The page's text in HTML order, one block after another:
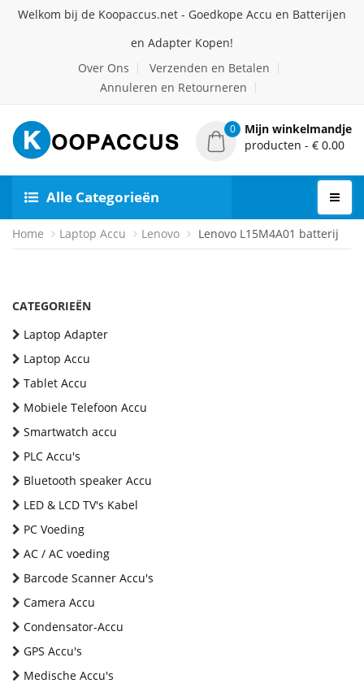
Welkom bij de Koopaccus.net - Goedkope Accu en Batterijen
en Adapter Kopen!
Over Ons
Verzenden en Betalen
Annuleren en Retourneren
0
Mijn winkelmandje
producten - € 0.00
Alle Categorieën
Home Laptop Accu Lenovo Lenovo L15M4A01 batterij
CATEGORIEËN
Laptop Adapter
Laptop Accu
Tablet Accu
Mobiele Telefoon Accu
Smartwatch accu
PLC Accu's
Bluetooth speaker Accu
LED & LCD TV's Kabel
PC Voeding
AC / AC voeding
Barcode Scanner Accu's
Camera Accu
Condensator-Accu
GPS Accu's
Medische Accu's